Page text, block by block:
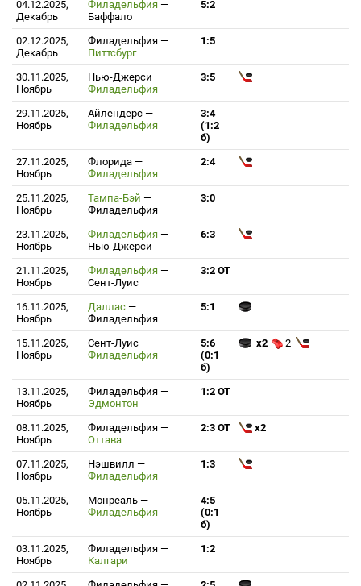
04.12.2025,
Декабрь
Филадельфия —
Баффало
5:2
02.12.2025,
Декабрь
Филадельфия —
Питтсбург
1:5
30.11.2025,
Ноябрь
Нью-Джерси —
Филадельфия
3:5
29.11.2025,
Ноябрь
Айлендерс —
Филадельфия
3:4
(1:2
б)
27.11.2025,
Ноябрь
Флорида —
Филадельфия
2:4
25.11.2025,
Ноябрь
Тампа-Бэй —
Филадельфия
3:0
23.11.2025,
Ноябрь
Филадельфия —
Нью-Джерси
6:3
21.11.2025,
Ноябрь
Филадельфия —
Сент-Луис
3:2 ОТ
16.11.2025,
Ноябрь
Даллас —
Филадельфия
5:1
15.11.2025,
Ноябрь
Сент-Луис —
Филадельфия
5:6
(0:1
б)
x2 2
13.11.2025,
Ноябрь
Филадельфия —
Эдмонтон
1:2 ОТ
08.11.2025,
Ноябрь
Филадельфия —
Оттава
2:3 ОТ x2
07.11.2025,
Ноябрь
Нэшвилл —
Филадельфия
1:3
05.11.2025,
Ноябрь
Монреаль —
Филадельфия
4:5
(0:1
б)
03.11.2025,
Ноябрь
Филадельфия —
Калгари
1:2